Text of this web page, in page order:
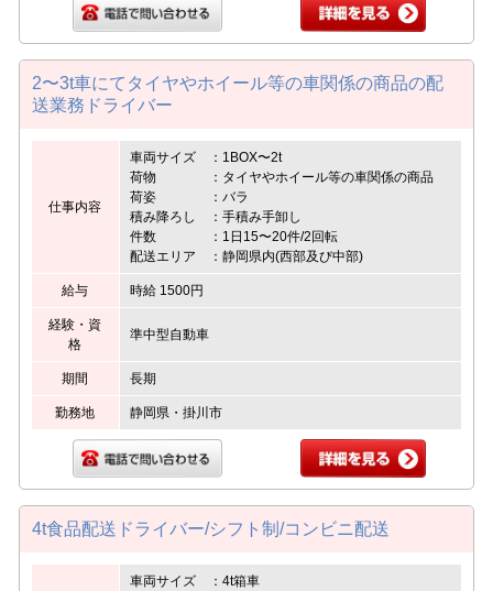
2〜3t車にてタイヤやホイール等の車関係の商品の配
送業務ドライバー
仕事内容
車両サイズ ：1BOX〜2t
荷物 ：タイヤやホイール等の車関係の商品
荷姿 ：バラ
積み降ろし ：手積み手卸し
件数 ：1日15〜20件/2回転
配送エリア ：静岡県内(西部及び中部)
給与 時給 1500円
経験・資
格
準中型自動車
期間 長期
勤務地 静岡県・掛川市
4t食品配送ドライバー/シフト制/コンビニ配送
車両サイズ ：4t箱車